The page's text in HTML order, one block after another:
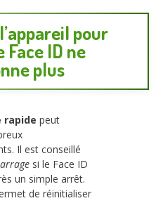
pour
ID ne
plus
rapide peut
Il est conseillé
si le Face ID
un simple arrêt.
de réinitialiser